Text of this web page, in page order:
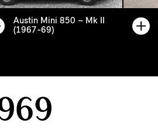
Austin Mini 850 – Mk II
(1967-69)